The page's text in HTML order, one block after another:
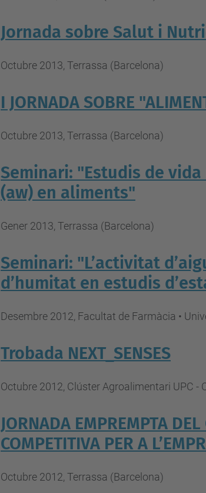
Jornada sobre Salut i
Octubre 2013, Terrassa (Barcelona)
I JORNADA SOBRE
Octubre 2013, Terrassa (Barcelona)
Seminari: "Estudis de
(aw) en aliments"
Gener 2013, Terrassa (Barcelona)
Seminari: "L’activitat
d’humitat en estudis
Desembre 2012, Facultat de Farmàcia •
Trobada NEXT_SENSES
Octubre 2012, Clúster Agroalimentari UPC -
JORNADA EMPREMPTA
COMPETITIVA PER A
Octubre 2012, Terrassa (Barcelona)